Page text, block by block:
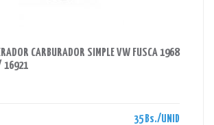
CARBURADOR SIMPLE VW FUSCA 1968
16921
35 Bs./UNID